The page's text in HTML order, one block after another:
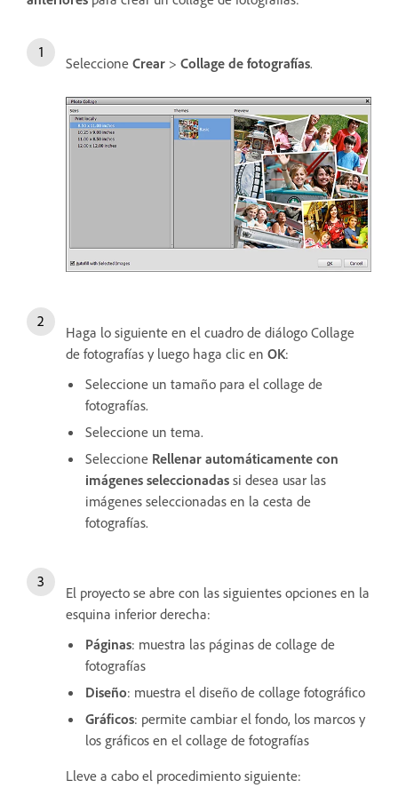
Seleccione Crear > Collage de fotografías.
Haga lo siguiente en el cuadro de diálogo Collage
de fotografías y luego haga clic en OK:
Seleccione un tamaño para el collage de
fotografías.
Seleccione un tema.
Seleccione Rellenar automáticamente con
imágenes seleccionadas si desea usar las
imágenes seleccionadas en la cesta de
fotografías.
El proyecto se abre con las siguientes opciones en la
esquina inferior derecha:
Páginas: muestra las páginas de collage de
fotografías
Diseño: muestra el diseño de collage fotográfico
Gráficos: permite cambiar el fondo, los marcos y
los gráficos en el collage de fotografías
Lleve a cabo el procedimiento siguiente: